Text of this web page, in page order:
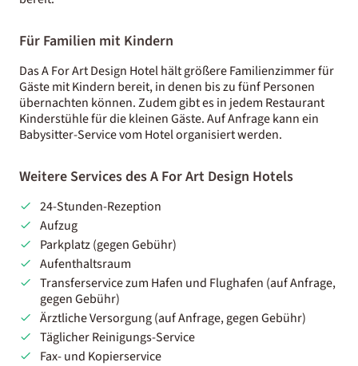
Für Familien mit Kindern
Das A For Art Design Hotel hält größere Familienzimmer für
Gäste mit Kindern bereit, in denen bis zu fünf Personen
übernachten können. Zudem gibt es in jedem Restaurant
Kinderstühle für die kleinen Gäste. Auf Anfrage kann ein
Babysitter-Service vom Hotel organisiert werden.
Weitere Services des A For Art Design Hotels
24-Stunden-Rezeption
Aufzug
Parkplatz (gegen Gebühr)
Aufenthaltsraum
Transferservice zum Hafen und Flughafen (auf Anfrage,
gegen Gebühr)
Ärztliche Versorgung (auf Anfrage, gegen Gebühr)
Täglicher Reinigungs-Service
Fax- und Kopierservice